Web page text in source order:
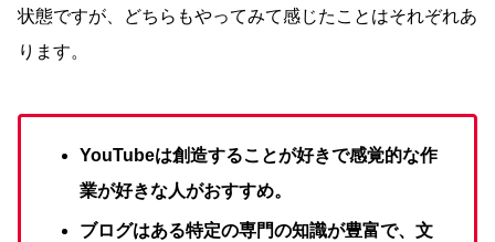
状態ですが、どちらもやってみて感じたことはそれぞれあ
ります。
YouTubeは創造することが好きで感覚的な作
業が好きな人がおすすめ。
ブログはある特定の専門の知識が豊富で、文